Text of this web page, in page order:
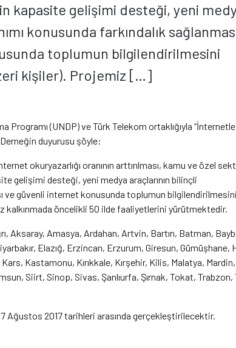
kapasite gelişimi desteği, yeni
konusunda farkındalık
toplumun bilgilendirilmesini
kişiler). Projemiz […]
Programı (UNDP) ve Türk Telekom ortaklığıyla
duyurusu şöyle:
okuryazarlığı oranının arttırılması, kamu ve özel
gelişimi desteği, yeni medya araçlarının bilinçli
ve güvenli internet konusunda toplumun bilgilendirilmesini
kalkınmada öncelikli 50 ilde faaliyetlerini yürütmektedir.
Aksaray, Amasya, Ardahan, Artvin, Bartın, Batman,
Elazığ, Erzincan, Erzurum, Giresun, Gümüşhane,
Kastamonu, Kırıkkale, Kırşehir, Kilis, Malatya,
Siirt, Sinop, Sivas, Şanlıurfa, Şırnak, Tokat, Trabzon,
Ağustos 2017 tarihleri arasında gerçekleştirilecektir.